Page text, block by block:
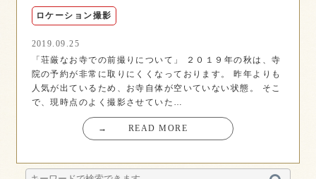
ロケーション撮影
2019.09.25
「荘厳なお寺での前撮りについて」 ２０１９年の秋は、寺
院の予約が非常に取りにくくなっております。 昨年よりも
人気が出ているため、お寺自体が空いていない状態。 そこ
で、現時点のよく撮影させていた…
→ READ MORE